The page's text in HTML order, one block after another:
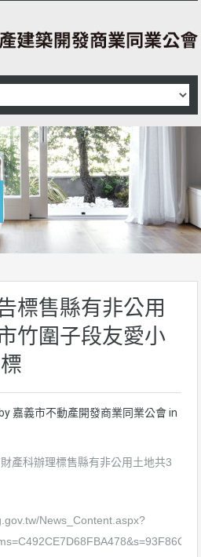
標售縣有非公用
竹圍子段友愛小
by 嘉義市不動產開發商業同業公會 in
產科辦理標售縣有非公用土地共3
News_Content.aspx?